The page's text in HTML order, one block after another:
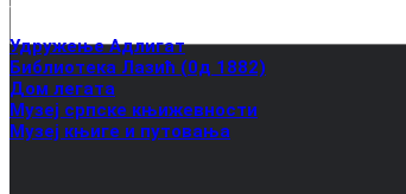
Упознајте нас
Удружење Адлигат
Библиотека Лазић (0д 1882)
Дом легата
Музеј српске књижевности
Музеј књиге и путовања